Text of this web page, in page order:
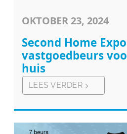
OKTOBER 23, 2024
Second Home
vastgoedbeurs
huis
LEES VERDER